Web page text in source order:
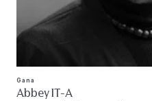
Gana
Abbey IT-A